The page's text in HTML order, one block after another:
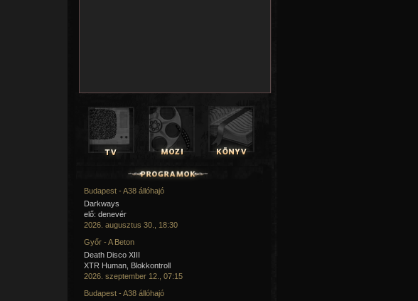
Budapest - A38 állóhajó
Darkways
elő: denevér
2026. augusztus 30., 18:30
Győr - A Beton
Death Disco XIII
XTR Human, Blokkontroll
2026. szeptember 12., 07:15
Budapest - A38 állóhajó